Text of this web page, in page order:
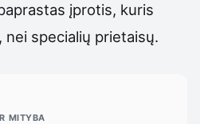
įprotis, kuris
specialių prietaisų.
MITYBA